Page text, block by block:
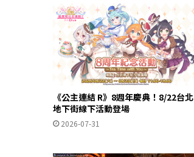
《公主連結 R》8週年慶典！8/22台北
地下街線下活動登場
2026-07-31